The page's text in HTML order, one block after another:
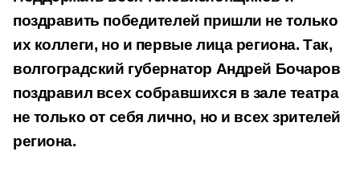
поздравить победителей пришли не только
их коллеги, но и первые лица региона. Так,
волгоградский губернатор Андрей Бочаров
поздравил всех собравшихся в зале театра
не только от себя лично, но и всех зрителей
региона.